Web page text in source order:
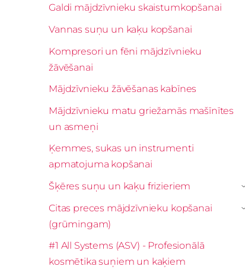
Galdi mājdzīvnieku skaistumkopšanai
Vannas suņu un kaķu kopšanai
Kompresori un fēni mājdzīvnieku
žāvēšanai
Mājdzīvnieku žāvēšanas kabīnes
Mājdzīvnieku matu griežamās mašīnītes
un asmeņi
Ķemmes, sukas un instrumenti
apmatojuma kopšanai
Šķēres suņu un kaķu frizieriem
Citas preces mājdzīvnieku kopšanai
(grūmingam)
#1 All Systems (ASV) - Profesionālā
kosmētika suņiem un kaķiem